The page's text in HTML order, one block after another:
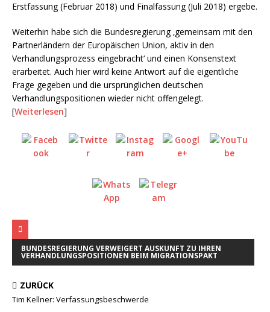
Erstfassung (Februar 2018) und Finalfassung (Juli 2018) ergebe.
Weiterhin habe sich die Bundesregierung ‚gemeinsam mit den
Partnerländern der Europäischen Union, aktiv in den
Verhandlungsprozess eingebracht‘ und einen Konsenstext
erarbeitet. Auch hier wird keine Antwort auf die eigentliche
Frage gegeben und die ursprünglichen deutschen
Verhandlungspositionen wieder nicht offengelegt.
[Weiterlesen]
BUNDESREGIERUNG VERWEIGERT AUSKUNFT ZU IHREN
VERHANDLUNGSPOSITIONEN BEIM MIGRATIONSPAKT
ZURÜCK
Tim Kellner: Verfassungsbeschwerde